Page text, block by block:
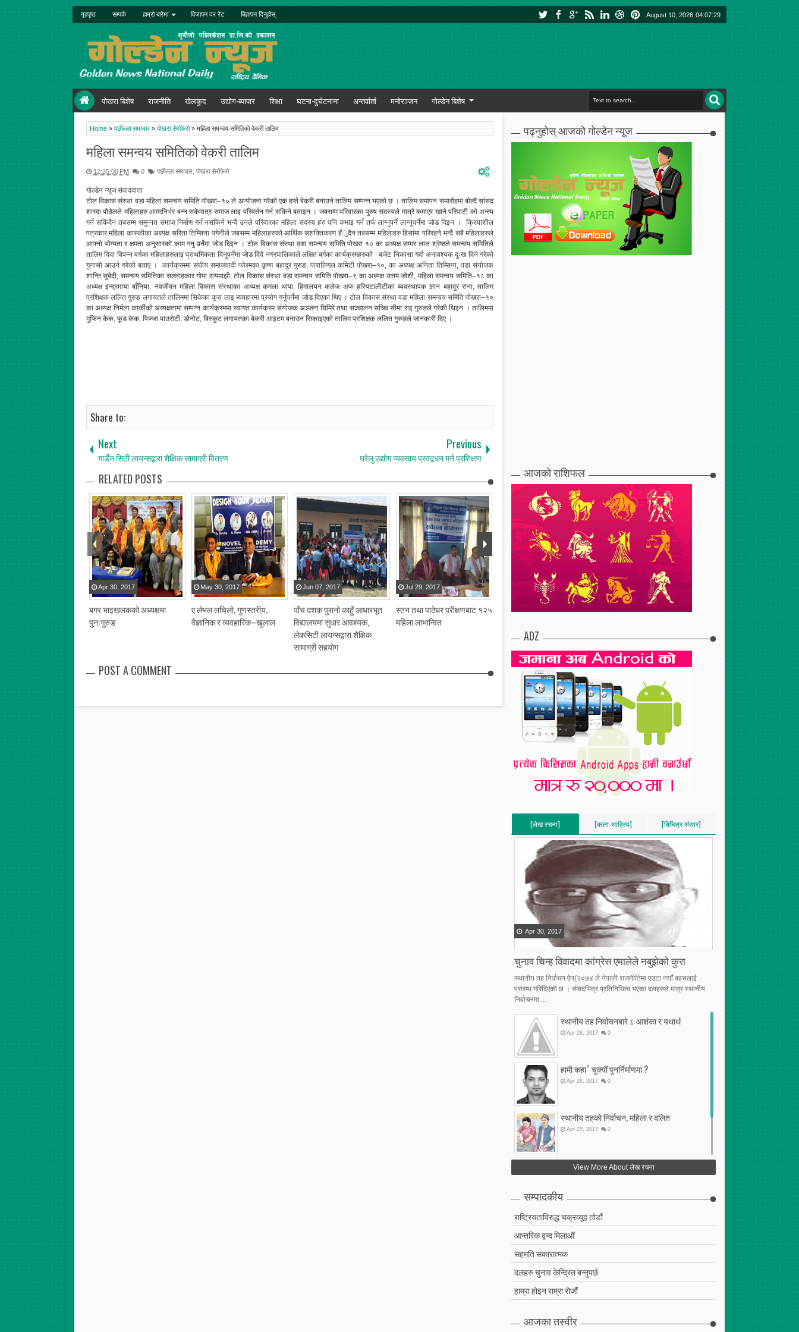
गृहपृष्ठ सम्पर्क हाम्रो बारेमा विजापन दर रेट बिज्ञापन दिनुहोस् August 10, 2026 04:07:29
पोखरा बिशेष राजनीति खेलकुद उद्योग-ब्यापार शिक्षा घटना-दुर्घटनाना अन्तर्वार्ता मनोरञ्जन गोल्डेन बिशेष
Home » पछील्ला समाचार » पोखरा सेरोफेरो » महिला समन्वय समितिको वेकरी तालिम
महिला समन्वय समितिको वेकरी तालिम
12:25:00 PM 0 पछील्ला समाचार पोखरा सेरोफेरो
गोल्डेन न्यूज संवाददाता
टोल विकास संस्था वडा महिला समन्वय समिति पोखरा–१० ले आयोजना गरेको एक हप्ते बेकरी बनाउने तालिम सम्पन्न भएको छ । तालिम समापन समारोहमा बोल्दै सांसद
शारदा पौडेलले महिलाहरु आत्मनिर्भर बन्न सकेमात्र समाज लाइ परिवर्तन गर्न सकिने बताइन । जबसम्म परिवारका पुरुष सदस्यले मात्रै कमाएर खाने परिपाटी को अन्त्य
गर्न सकिंदैन तबसम्म समुन्नत समाज निर्माण गर्न नसकिने भन्दै उनले परिवारका महिला सदस्य हरु पनि कमाइ गर्न तर्फ लाग्नुपर्ने लाग्नुपर्नेमा जोड दिइन । क्रियाशील
पत्रकार महिला कास्कीका अध्यक्ष सरिता तिम्सिना पगेनीले जबसम्म महिलाहरुको आर्थिक सशक्तिकरण हँुदैन तबसम्म महिलाहरु हिसांमा परिरहने भन्दै सबै महिलाहरुले
आफ्नो योग्यता र क्षमता अनुसारको काम गनु पर्र्नेमा जोड दिइन । टोल विकास संस्था वडा समन्वय समिति पोखरा १० का अध्यक्ष सम्मर लाल श्रेष्ठले समन्वय समितिले
तालिम दिदा विपन्न वर्गका महिलाहरुलाइ प्राथमिकता दिनुपर्नेमा जोड दिंदै नगरपालिकाले लक्षित बर्गका कार्यक्रमहरुको बजेट निकासा गर्दा अनावश्यक दुःख दिने गरेको
गुनासो आउने गरेको बताए । कार्यक्रममा संघीय समाजवादी फोरमका कृष्ण बहादुर गुरुङ, पारालिगल कमिटी पोखरा–१०, का अध्यक्ष अनिता तिम्सिना, वडा संयोजक
शान्ति सुबेदी, समन्वय समितिका सल्लाहकार गोमा रायमाझी, टोल विकास संस्था वडा समन्वय समिति पोखरा–९ का अध्यक्ष उत्तम जोशी, महिला समन्वय समिति–१८ का
अध्यक्ष इन्द्रमाया बाँनिया, नवजीवन महिला विकास संस्थाका अध्यक्ष कमला थापा, हिमालयन कलेज अफ हस्पिटालीटीका ब्यवस्थापक ज्ञान बहादुर राना, तालिम
प्रशिक्षक ललित गुरुङ लगायतले तालिममा सिकेका कूरा लाइ ब्यवहारमा प्रयोग गर्नुपर्नेमा जोड दिएका थिए । टोल विकास संस्था वडा महिला समन्वय समिति पोखरा–१०
का अध्यक्ष निर्मला कार्कीको अध्यक्षतामा सम्पन्न कार्यक्रममा स्वागत कार्यक्रम संयोजक अञ्जना घिमिरे तथा सञ्चालन सचिव सीमा राइ गुरुङले गरेकी थिइन । तालिममा
मुफिन केक, फूड केक, पिज्जा पाउरोटी, डोनोट, बिस्कुट लगायतका बेकरी आइटम बनाउन सिकाइएको तालिम प्रशिक्षक ललित गुरुङले जानकारी दिए ।
Share to:
Next
गार्डेन सिटी लायन्सद्वारा शैक्षिक सामाग्री वितरण
Previous
घरेलु उद्योग व्यवसाय प्रवद्र्धन गर्न प्रशिक्षण
RELATED POSTS
बगर भाइखलकको अध्यक्षमा
पुनःगुरुङ
Apr 30 2017
ए लेभल लचिलो, गुणस्तरीय,
वैज्ञानिक र व्यवहारिक–खुलाल
May 30 2017
पाँच दशक पुरानो काहुँ आधारभूत
विद्यालयमा सुधार आवश्यक,
लेकसिटी लायन्सद्वारा शैक्षिक
सामाग्री सहयोग
Jun 07 2017
स्तन तथा पाठेघर परीक्षणबाट १२५
महिला लाभान्वित
Jul 29 2017
पन्त समाज कास्कीको तेस्रो
2017
बगालेटोल मिसाः पुचःको पाठेघर
Jul 08,
POST A COMMENT
पढ्नुहोस् आजको गोल्डेन न्यूज
आजको राशिफल
ADZ
[लेख रचना]
[VERTICAL]
[RECENT][5]
[कला-साहित्य]
[VERTICAL]
[बिचित्र संसार]
[VERTICAL]
[RECENT][5]
चुनाव चिन्ह विवादमा कांग्रेस एमालेले नबुझेको कुरा
Apr 30 2017
स्थानीय तह निर्वाचन ऐन(२०७४ ले नेपाली राजनीतिमा एउटा नयाँ बहसलाई
प्रारम्भ गरिदिएको छ । संसदभित्र प्रतिनिधित्व भएका दलहरुले मात्र स्थानीय
निर्वाचनमा ...
स्थानीय तह निर्वाचनबारे ८ आशंका र यथार्थ
Apr 28 2017 0
हामी कहा“ चुक्यौं पुनर्निर्माणमा ?
Apr 28 2017 0
स्थानीय तहको निर्वाचन, महिला र दलित
Apr 25 2017 0
फेरि अर्को गलत सहमति
View More About लेख रचना
सम्पादकीय
राष्ट्रियताविरुद्ध चक्रव्यूह तोडौं
आन्तरिक द्वन्द मिलाऔं
सहमति सकारात्मक
दलहरु चुनाव केन्द्रित बन्नुपर्छ
हाम्रा होइन राम्रा रोजौं
आजका तस्वीर